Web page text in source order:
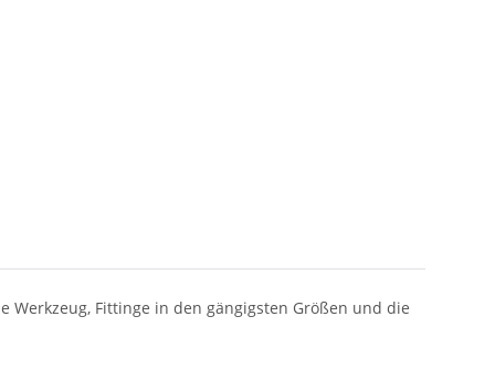
Fittinge in den gängigsten Größen und die